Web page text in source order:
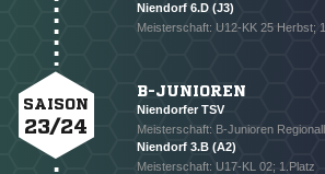
Niendorf 6.D (J3)
Meisterschaft: U12-KK 25 Herbst;
SAISON
23/24
B-JUNIOREN
Niendorfer TSV
Meisterschaft: B-Junioren
Niendorf 3.B (A2)
Meisterschaft: U17-KL 02; 1.Platz